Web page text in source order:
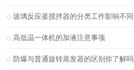
玻璃反应釜搅拌器的分类工作影响不同
高低温一体机的加液注意事项
防爆与普通旋转蒸发器的区别你了解吗